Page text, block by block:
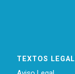
TEXTOS